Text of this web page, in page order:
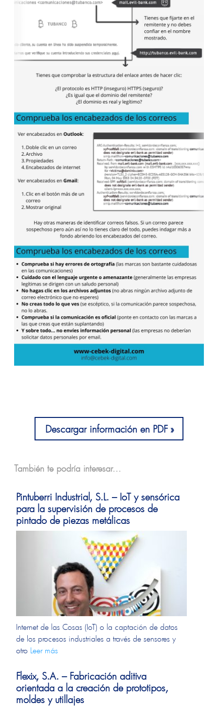
Descargar información en PDF
También te podría interesar...
Pintuberri Industrial, S.L. – IoT y sensórica
para la supervisión de procesos de
pintado de piezas metálicas
Internet de las Cosas (IoT) o la captación de datos
de los procesos industriales a través de sensores y
otro Leer más
Flexix, S.A. – Fabricación aditiva
orientada a la creación de prototipos,
moldes y utillajes